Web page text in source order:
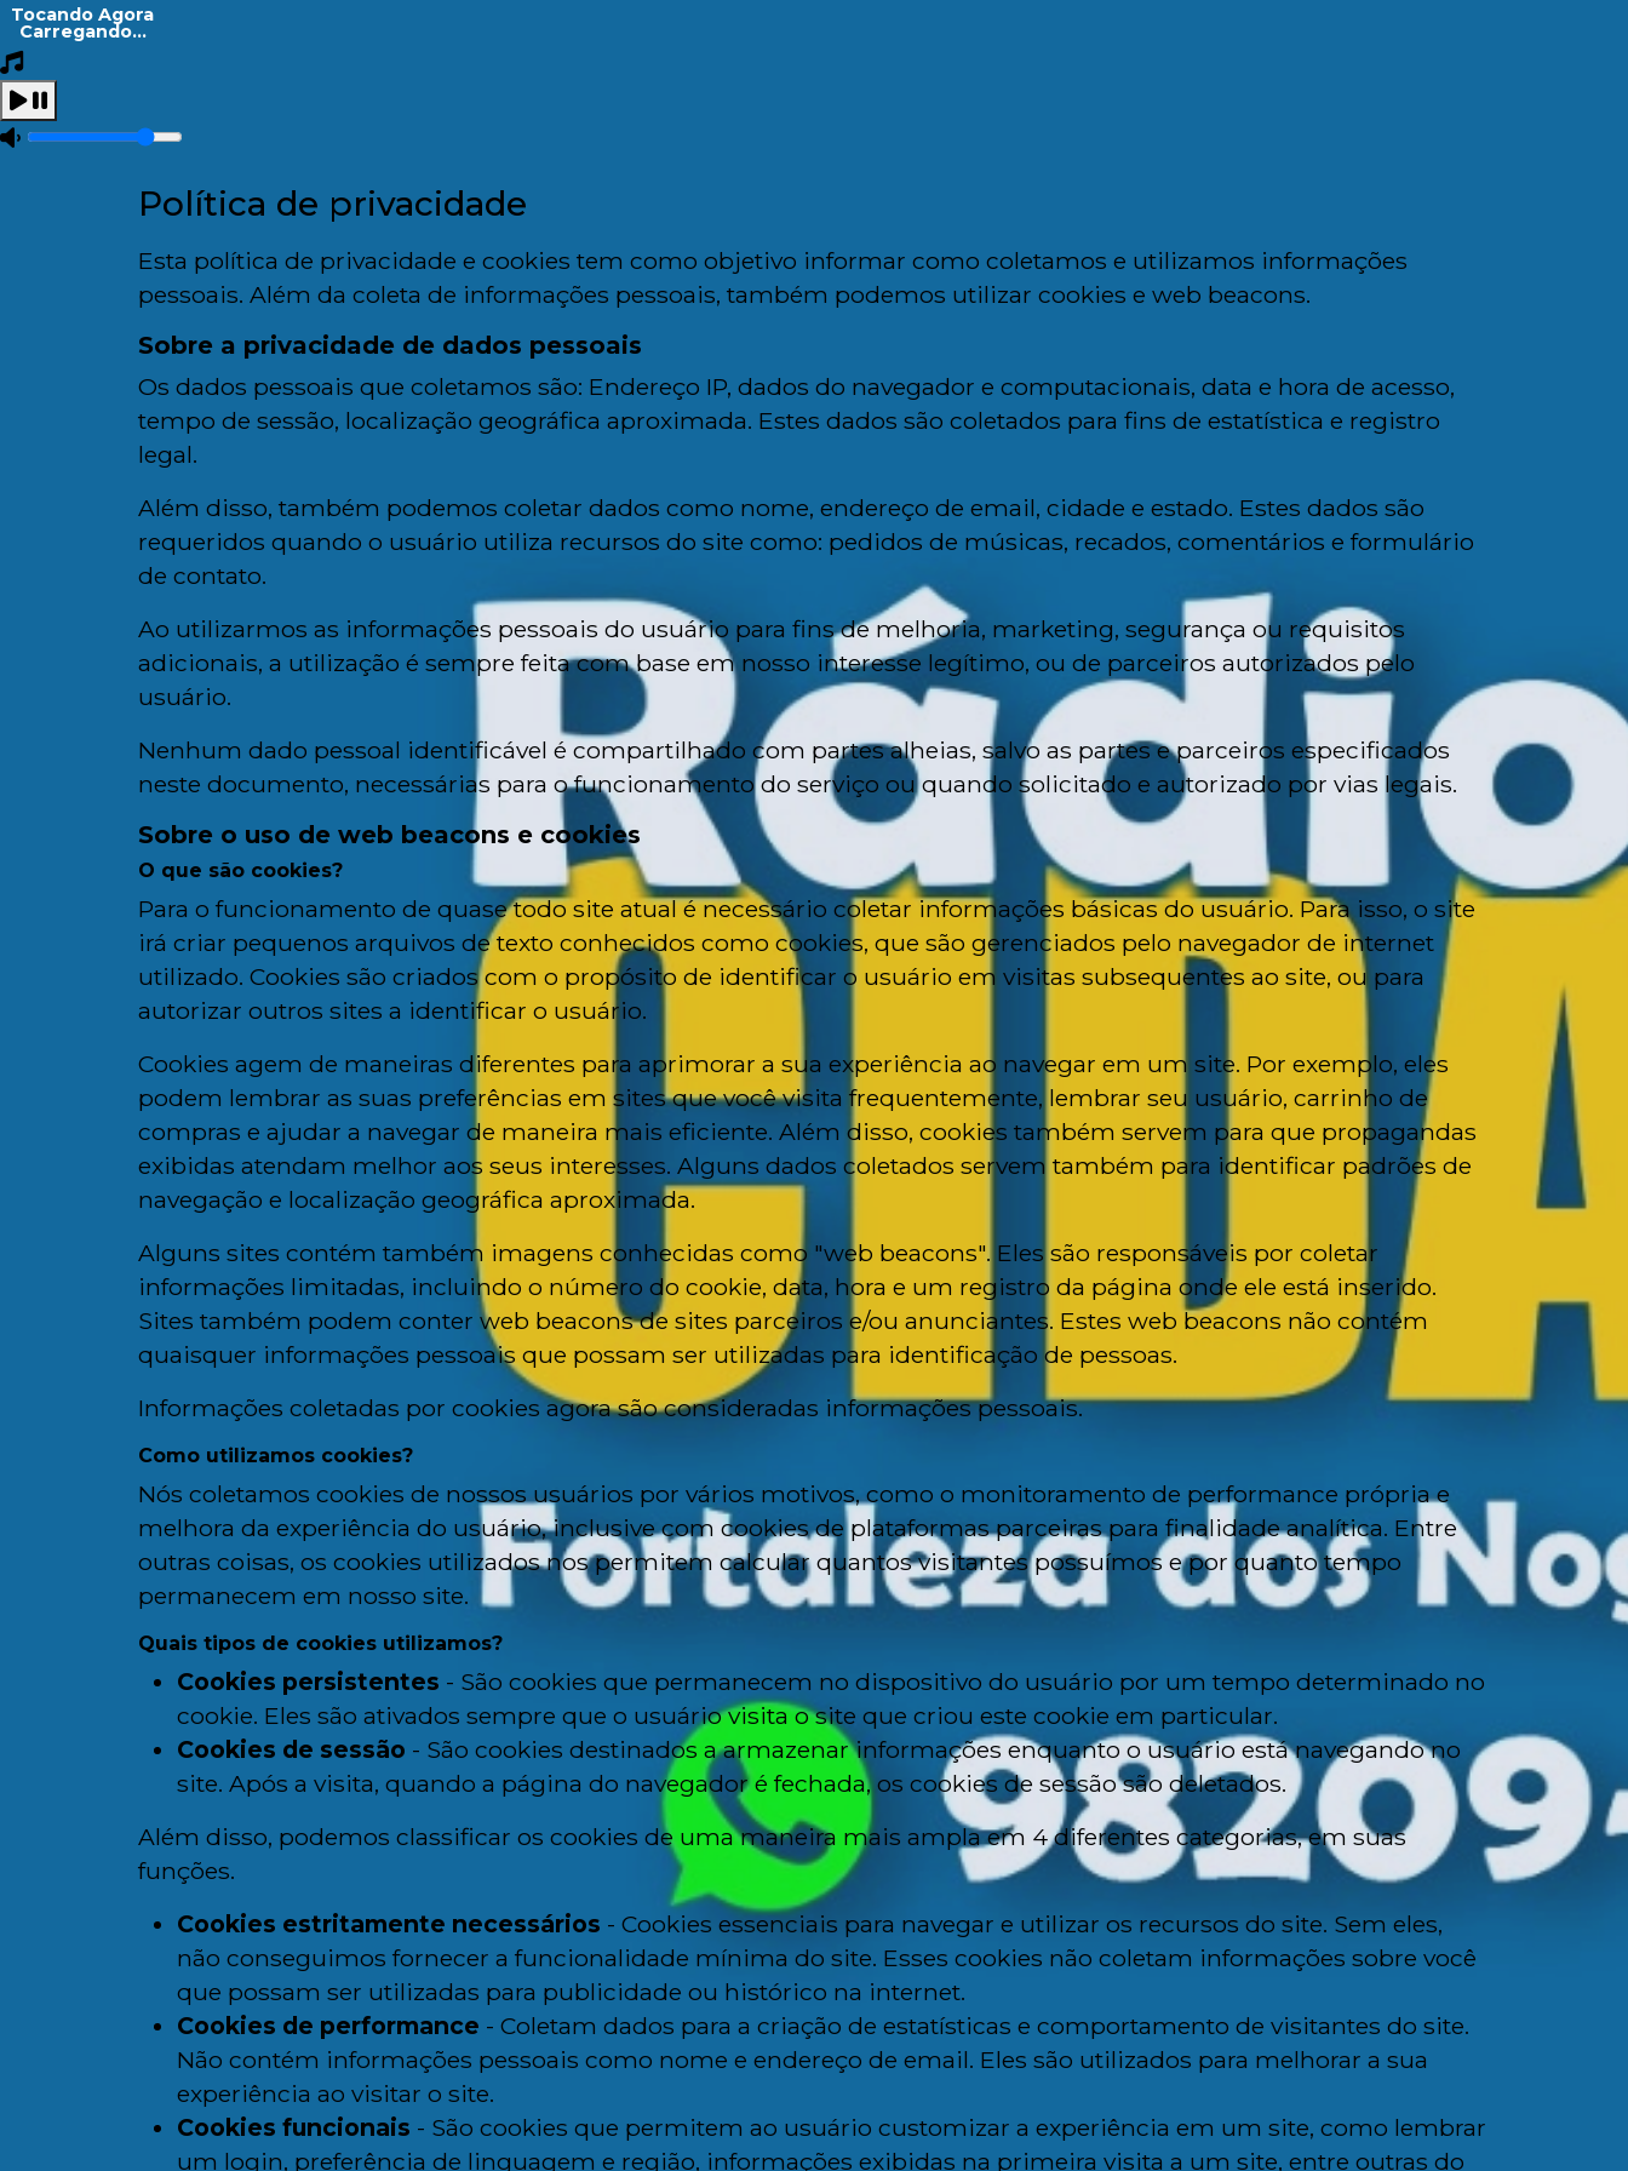
Tocando Agora
Carregando...
Política de privacidade
Esta política de privacidade e cookies tem como objetivo informar como coletamos e utilizamos informações
pessoais. Além da coleta de informações pessoais, também podemos utilizar cookies e web beacons.
Sobre a privacidade de dados pessoais
Os dados pessoais que coletamos são: Endereço IP, dados do navegador e computacionais, data e hora de acesso,
tempo de sessão, localização geográfica aproximada. Estes dados são coletados para fins de estatística e registro
legal.
Além disso, também podemos coletar dados como nome, endereço de email, cidade e estado. Estes dados são
requeridos quando o usuário utiliza recursos do site como: pedidos de músicas, recados, comentários e formulário
de contato.
Ao utilizarmos as informações pessoais do usuário para fins de melhoria, marketing, segurança ou requisitos
adicionais, a utilização é sempre feita com base em nosso interesse legítimo, ou de parceiros autorizados pelo
usuário.
Nenhum dado pessoal identificável é compartilhado com partes alheias, salvo as partes e parceiros especificados
neste documento, necessárias para o funcionamento do serviço ou quando solicitado e autorizado por vias legais.
Sobre o uso de web beacons e cookies
O que são cookies?
Para o funcionamento de quase todo site atual é necessário coletar informações básicas do usuário. Para isso, o site
irá criar pequenos arquivos de texto conhecidos como cookies, que são gerenciados pelo navegador de internet
utilizado. Cookies são criados com o propósito de identificar o usuário em visitas subsequentes ao site, ou para
autorizar outros sites a identificar o usuário.
Cookies agem de maneiras diferentes para aprimorar a sua experiência ao navegar em um site. Por exemplo, eles
podem lembrar as suas preferências em sites que você visita frequentemente, lembrar seu usuário, carrinho de
compras e ajudar a navegar de maneira mais eficiente. Além disso, cookies também servem para que propagandas
exibidas atendam melhor aos seus interesses. Alguns dados coletados servem também para identificar padrões de
navegação e localização geográfica aproximada.
Alguns sites contém também imagens conhecidas como "web beacons". Eles são responsáveis por coletar
informações limitadas, incluindo o número do cookie, data, hora e um registro da página onde ele está inserido.
Sites também podem conter web beacons de sites parceiros e/ou anunciantes. Estes web beacons não contém
quaisquer informações pessoais que possam ser utilizadas para identificação de pessoas.
Informações coletadas por cookies agora são consideradas informações pessoais.
Como utilizamos cookies?
Nós coletamos cookies de nossos usuários por vários motivos, como o monitoramento de performance própria e
melhora da experiência do usuário, inclusive com cookies de plataformas parceiras para finalidade analítica. Entre
outras coisas, os cookies utilizados nos permitem calcular quantos visitantes possuímos e por quanto tempo
permanecem em nosso site.
Quais tipos de cookies utilizamos?
Cookies persistentes - São cookies que permanecem no dispositivo do usuário por um tempo determinado no
cookie. Eles são ativados sempre que o usuário visita o site que criou este cookie em particular.
Cookies de sessão - São cookies destinados a armazenar informações enquanto o usuário está navegando no
site. Após a visita, quando a página do navegador é fechada, os cookies de sessão são deletados.
Além disso, podemos classificar os cookies de uma maneira mais ampla em 4 diferentes categorias, em suas
funções.
Cookies estritamente necessários - Cookies essenciais para navegar e utilizar os recursos do site. Sem eles,
não conseguimos fornecer a funcionalidade mínima do site. Esses cookies não coletam informações sobre você
que possam ser utilizadas para publicidade ou histórico na internet.
Cookies de performance - Coletam dados para a criação de estatísticas e comportamento de visitantes do site.
Não contém informações pessoais como nome e endereço de email. Eles são utilizados para melhorar a sua
experiência ao visitar o site.
Cookies funcionais - São cookies que permitem ao usuário customizar a experiência em um site, como lembrar
um login, preferência de linguagem e região, informações exibidas na primeira visita a um site, entre outras do